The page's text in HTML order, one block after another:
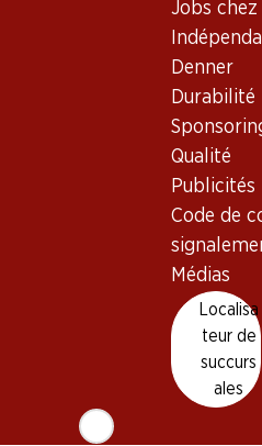
Jobs chez
Denner
Durabilité
Qualité
Publicités
Code de
Médias
Localisa
teur de
succurs
ales
Bon à savoir
Cabernet Sauvignon
Petit Verdot
Distinctions